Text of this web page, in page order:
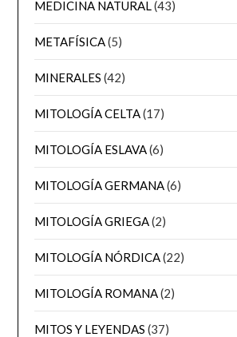
MEDICINA NATURAL(43)
METAFÍSICA(5)
MINERALES (42)
MITOLOGÍA CELTA(17)
MITOLOGÍA ESLAVA(6)
MITOLOGÍA GERMANA(6)
MITOLOGÍA GRIEGA(2)
MITOLOGÍA NÓRDICA(22)
MITOLOGÍA ROMANA(2)
MITOS Y LEYENDAS (37)